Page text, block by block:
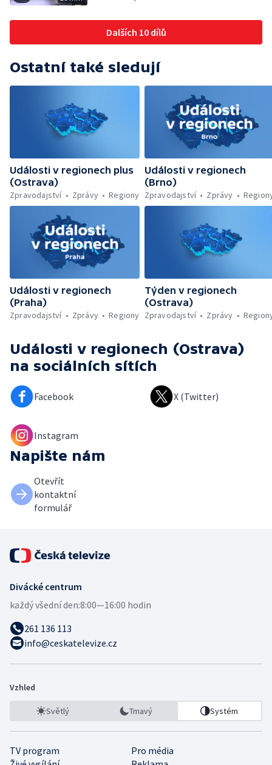
Jičíně
Dalších 10 dílů
Ostatní také sledují
Události v regionech plus
(Ostrava)
Zpravodajství
Zprávy Regiony
Události v regionech
(Brno)
Zpravodajství
Zprávy
Události v regionech
(Praha)
Zpravodajství
Zprávy Regiony
Týden v regionech
(Ostrava)
Zpravodajství
Zprávy
Události v regionech (Ostrava)
na sociálních sítích
Facebook X (Twitter)
Instagram
Napište nám
Otevřít
kontaktní
formulář
Divácké centrum
každý všední den:8:00—16:00 hodin
261 136 113
info@ceskatelevize.cz
Vzhled
Světlý Tmavý Systém
TV program
Pro média